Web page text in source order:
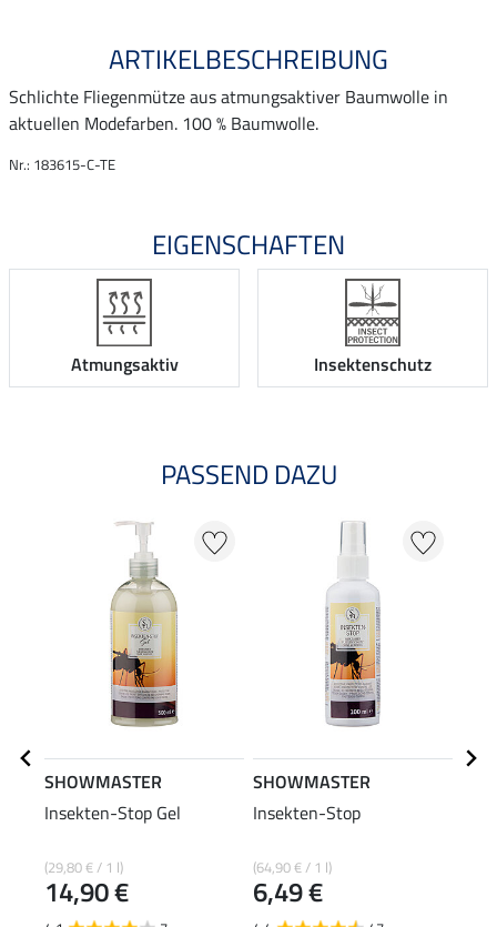
ARTIKELBESCHREIBUNG
Schlichte Fliegenmütze aus atmungsaktiver Baumwolle in
aktuellen Modefarben. 100 % Baumwolle.
Nr.: 183615-C-TE
EIGENSCHAFTEN
Atmungsaktiv Insektenschutz
PASSEND DAZU
SHOWMASTER
Insekten-Stop Gel
(29,80 € / 1 l)
14,90 €
SHOWMASTER
Insekten-Stop
(64,90 € / 1 l)
6,49 €